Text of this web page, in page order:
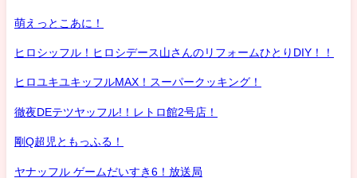
萌えっとこあに！
ヒロシッフル！ヒロシデース山さんのリフォームひとりDIY！！
ヒロユキユキッフルMAX！スーパークッキング！
徹夜DEテツヤッフル!！レトロ館2号店！
剛Q超児ともっふる！
ヤナッフル ゲームだいすき6！放送局